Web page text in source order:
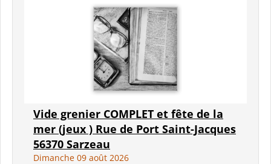
Vide grenier COMPLET et fête de la
mer (jeux ) Rue de Port Saint-Jacques
56370 Sarzeau
Dimanche 09 août 2026